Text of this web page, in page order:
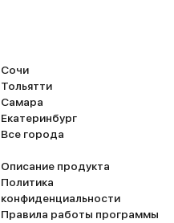
Сочи
Тольятти
Самара
Екатеринбург
Все города
Описание продукта
Политика
конфиденциальности
Правила работы программы